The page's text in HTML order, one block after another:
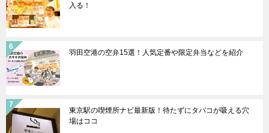
入る！
羽田空港の空弁15選！人気定番や限定弁当などを紹介
東京駅の喫煙所ナビ最新版！待たずにタバコが吸える穴
場はココ